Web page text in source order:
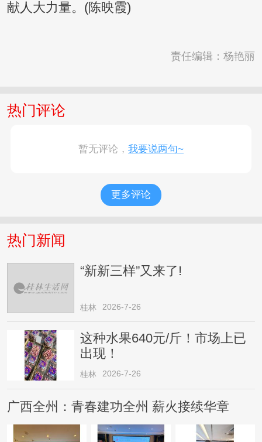
献人大力量。(陈映霞)
责任编辑：杨艳丽
热门评论
暂无评论， 我要说两句~
更多评论
热门新闻
“新新三样”又来了!
桂林 2026-7-26
这种水果640元/斤！市场上已
出现！
桂林 2026-7-26
广西全州：青春建功全州 薪火接续华章